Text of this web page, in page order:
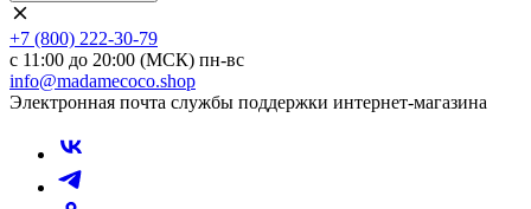
+7 (800) 222-30-79
с 11:00 до 20:00 (МСК) пн-вс
info@madamecoco.shop
Электронная почта службы поддержки интернет-магазина